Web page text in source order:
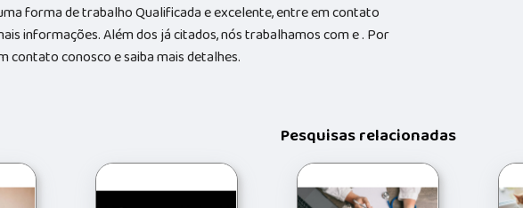
forma de trabalho Qualificada e excelente, entre em contato
informações. Além dos já citados, nós trabalhamos com e . Por
contato conosco e saiba mais detalhes.
Pesquisas relacionadas